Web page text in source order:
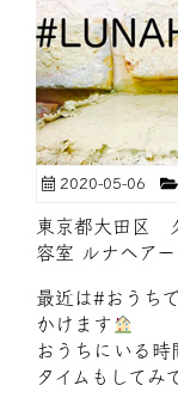
2020-05-06
東京都大田区
容室 ルナヘアー
最近は#おうち
かけます
おうちにいる時
タイムもしてみ